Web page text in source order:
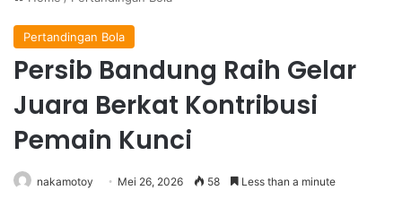
Pertandingan Bola
Persib Bandung Raih Gelar
Juara Berkat Kontribusi
Pemain Kunci
nakamotoy Mei 26, 2026 58 Less than a minute